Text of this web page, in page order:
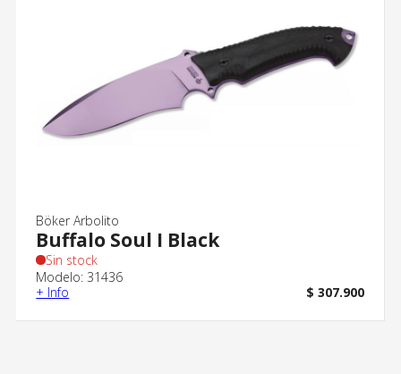
Böker Arbolito
Buffalo Soul I Black
Sin stock
Modelo: 31436
+ Info
$ 307.900